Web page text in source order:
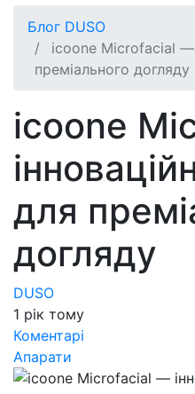
Блог DUSO
icoone Microfacial —
преміального догляду
icoone
для
догляду
DUSO
1 рік тому
Коментарі
Апарати